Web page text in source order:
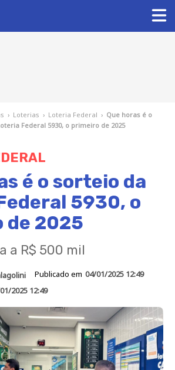
› Loterias › Loteria Federal › Que horas é o
Federal 5930, o primeiro de 2025
é o sorteio da
5930, o
de 2025
a R$ 500 mil
Publicado em 04/01/2025 12:49
2025 12:49